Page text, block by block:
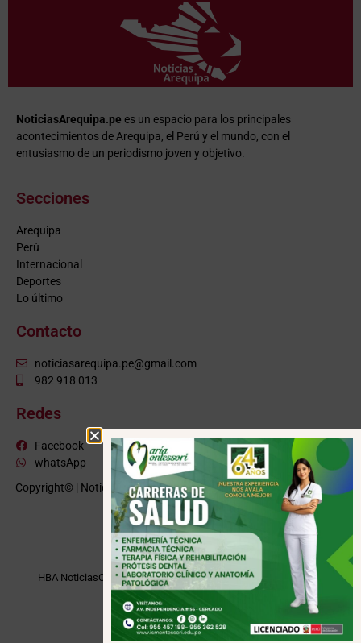
NoticiasArequipa.pe es un espacio para los principales
acontecimientos de Arequipa, el Perú y el mundo, con el
entusiasmo de un periodismo joven y objetivo.
Secciones
Arequipa
Perú
Internacional
Deportes
Lo último
Contacto
noticiasarequipa.pe@gmail.com
982 918 013
Redes
Facebook
whatsApp
Copyright© | NoticiasArequipa.pe | Grupo HBA Noticias| Todos los
derechos reservados
VISITE TAMBIÉN
HBA NoticiasCusco InformaMoquegua Noticias Tacna Noticias
Puno Noticias